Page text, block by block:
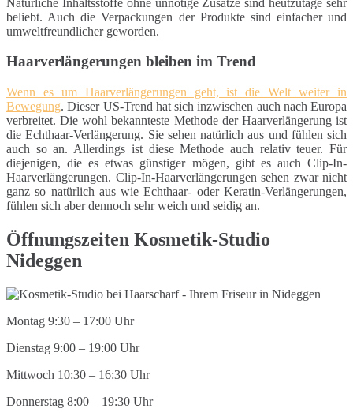
beliebt. Auch die Verpackungen der Produkte sind einfacher und
umweltfreundlicher geworden.
Haarverlängerungen bleiben im Trend
Wenn es um Haarverlängerungen geht, ist die Welt weiter in
Bewegung. Dieser US-Trend hat sich inzwischen auch nach Europa
verbreitet. Die wohl bekannteste Methode der Haarverlängerung ist
die Echthaar-Verlängerung. Sie sehen natürlich aus und fühlen sich
auch so an. Allerdings ist diese Methode auch relativ teuer. Für
diejenigen, die es etwas günstiger mögen, gibt es auch Clip-In-
Haarverlängerungen. Clip-In-Haarverlängerungen sehen zwar nicht
ganz so natürlich aus wie Echthaar- oder Keratin-Verlängerungen,
fühlen sich aber dennoch sehr weich und seidig an.
Öffnungszeiten Kosmetik-Studio
Nideggen
Montag 9:30 – 17:00 Uhr
Dienstag 9:00 – 19:00 Uhr
Mittwoch 10:30 – 16:30 Uhr
Donnerstag 8:00 – 19:30 Uhr